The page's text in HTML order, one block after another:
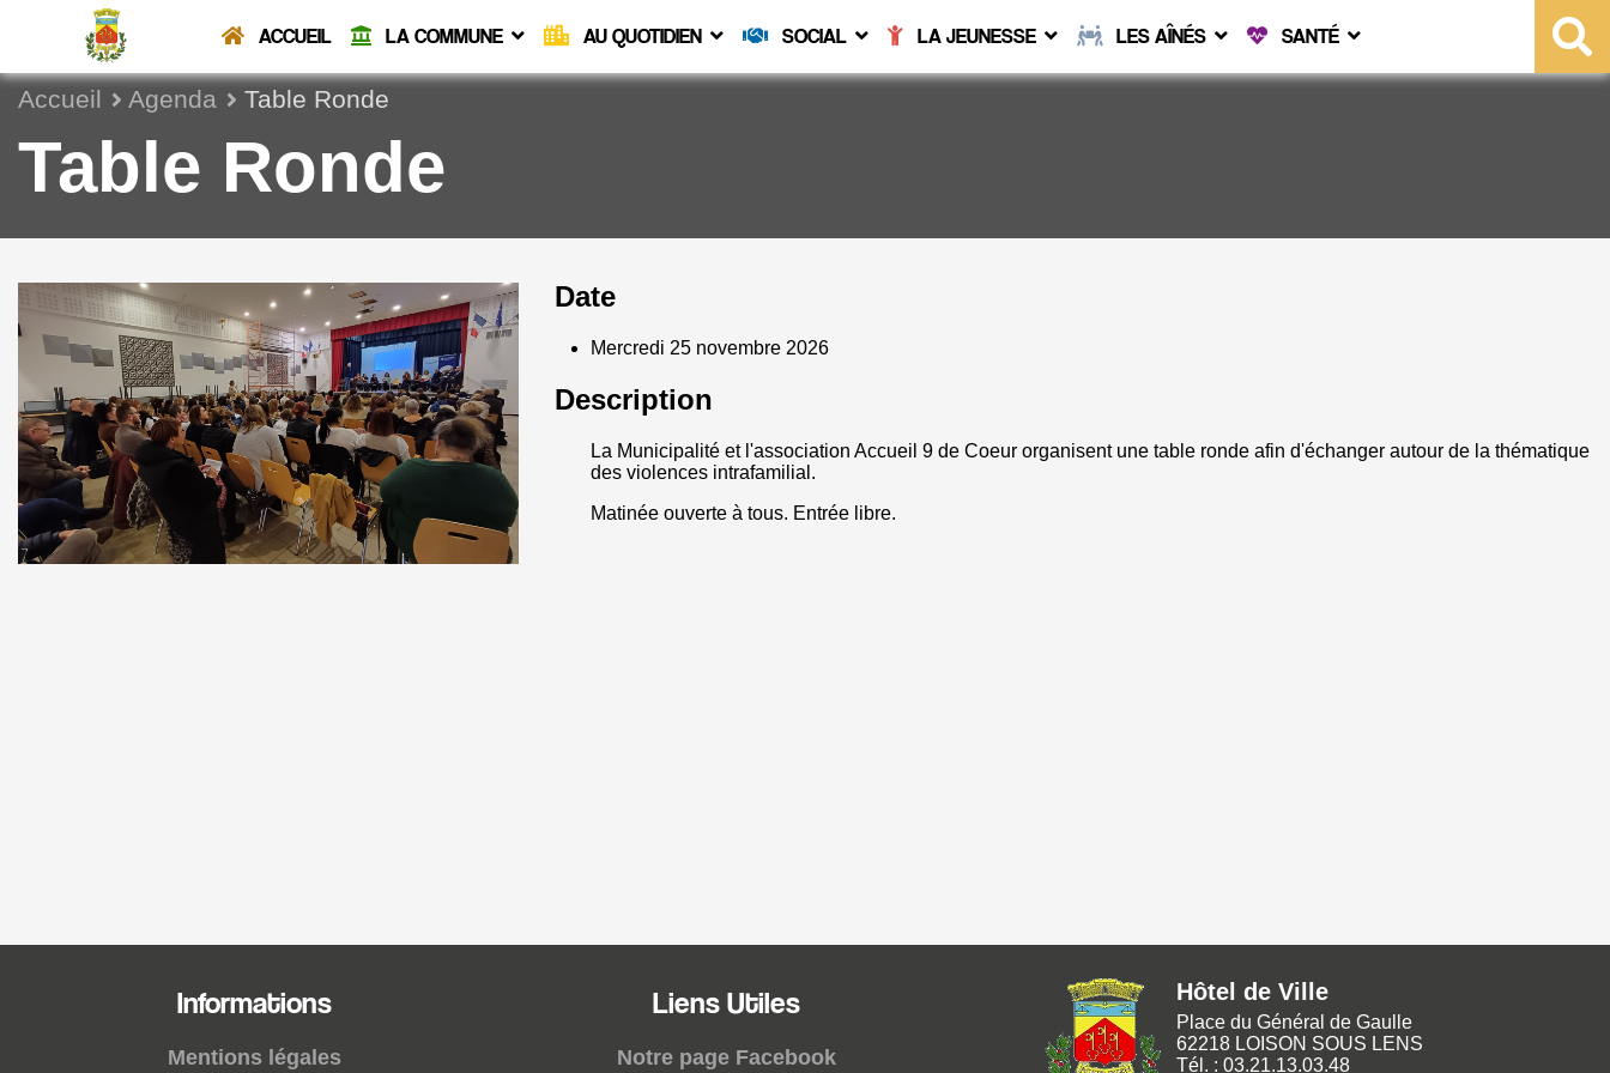
ACCUEIL LA COMMUNE AU QUOTIDIEN SOCIAL LA JEUNESSE LES AÎNÉS SANTÉ
Accueil Agenda Table Ronde
Table Ronde
Date
Mercredi 25 novembre 2026
Description
La Municipalité et l'association Accueil 9 de Coeur organisent une table ronde afin d'échanger autour de la thématique
des violences intrafamilial.
Matinée ouverte à tous. Entrée libre.
Informations
Mentions légales
Liens Utiles
Notre page Facebook
Hôtel de Ville
Place du Général de Gaulle
62218 LOISON SOUS LENS
Tél. : 03.21.13.03.48